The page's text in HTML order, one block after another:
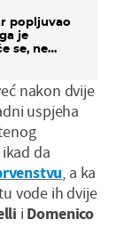
popljuvao
je
se, ne
nakon dvije
uspjeha
da
, a ka
vode ih dvije
i Domenico